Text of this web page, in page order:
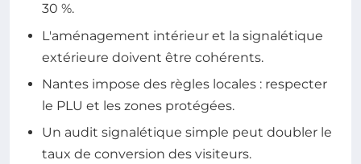
30 %.
L'aménagement intérieur et la signalétique
extérieure doivent être cohérents.
Nantes impose des règles locales : respecter
le PLU et les zones protégées.
Un audit signalétique simple peut doubler le
taux de conversion des visiteurs.